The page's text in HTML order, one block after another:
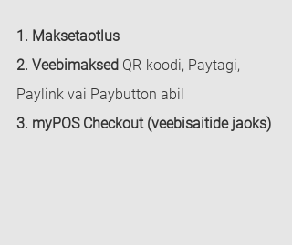
1. Maksetaotlus
2. Veebimaksed QR-koodi, Paytagi,
Paylink vai Paybutton abil
3. myPOS Checkout (veebisaitide jaoks)